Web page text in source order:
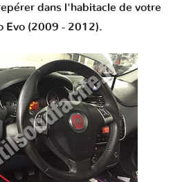
dans l'habitacle de votre
Evo (2009 - 2012).